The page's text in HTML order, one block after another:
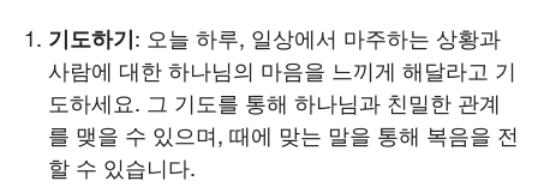
기도하기: 오늘 하루, 일상에서 마주하는 상황과
사람에 대한 하나님의 마음을 느끼게 해달라고 기
도하세요. 그 기도를 통해 하나님과 친밀한 관계
를 맺을 수 있으며, 때에 맞는 말을 통해 복음을 전
할 수 있습니다.